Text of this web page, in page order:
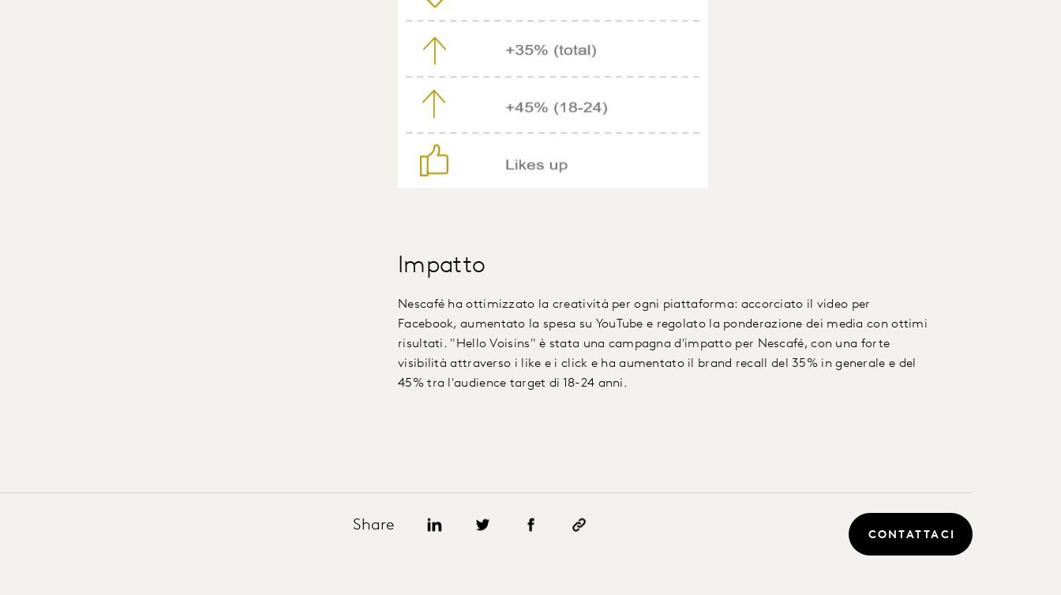
Impatto
Nescafé ha ottimizzato la creatività per ogni piattaforma: accorciato il video per
Facebook, aumentato la spesa su YouTube e regolato la ponderazione dei media con ottimi
risultati. "Hello Voisins" è stata una campagna d'impatto per Nescafé, con una forte
visibilità attraverso i like e i click e ha aumentato il brand recall del 35% in generale e del
45% tra l'audience target di 18-24 anni.
Share
CONTATTACI